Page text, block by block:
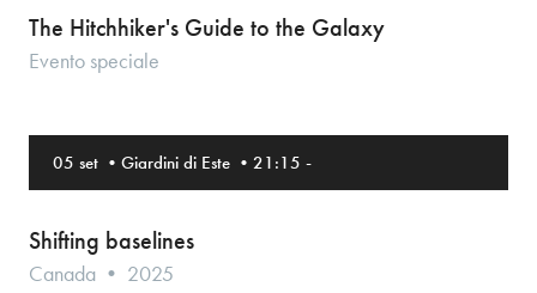
The Hitchhiker's Guide to the Galaxy
Evento speciale
05 set • Giardini di Este • 21:15 -
Shifting baselines
Canada • 2025